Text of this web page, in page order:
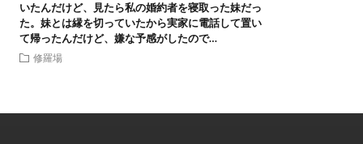
いたんだけど、見たら私の婚約者を寝取った妹だっ
た。妹とは縁を切っていたから実家に電話して置い
て帰ったんだけど、嫌な予感がしたので…
修羅場